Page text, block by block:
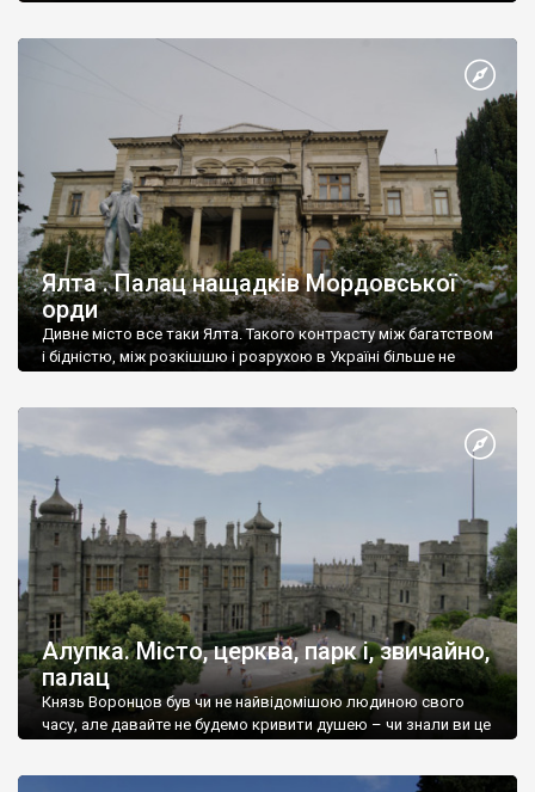
Ялта . Палац нащадків Мордовської
орди
Дивне місто все таки Ялта. Такого контрасту між багатством
і бідністю, між розкішшю і розрухою в Україні більше не
Алупка. Місто, церква, парк і, звичайно,
палац
Князь Воронцов був чи не найвідомішою людиною свого
часу, але давайте не будемо кривити душею – чи знали ви це